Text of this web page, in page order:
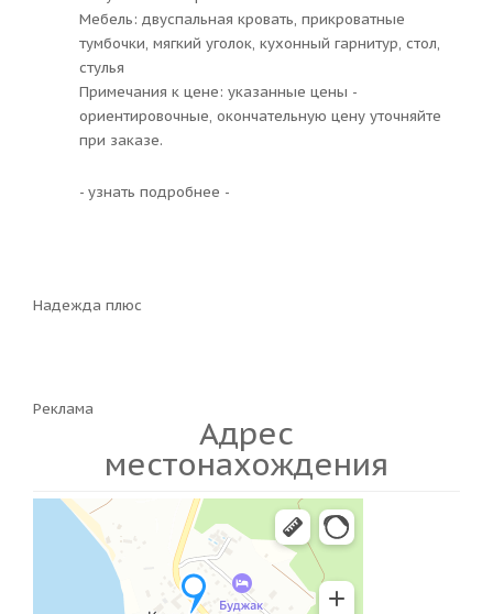
Мебель: двуспальная кровать, прикроватные
тумбочки, мягкий уголок, кухонный гарнитур, стол,
стулья
Примечания к цене: указанные цены -
ориентировочные, окончательную цену уточняйте
при заказе.
- узнать подробнее -
Надежда плюс
Реклама
Адрес
местонахождения